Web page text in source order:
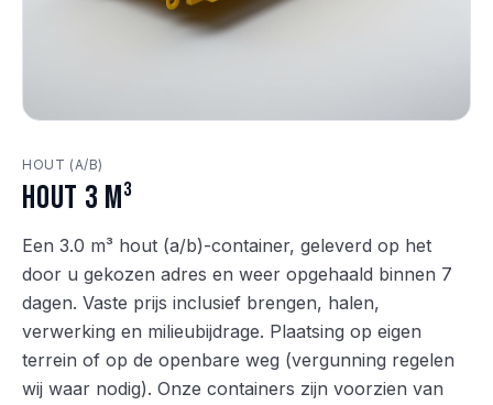
HOUT (A/B)
Hout 3 m³
Een 3.0 m³ hout (a/b)-container, geleverd op het
door u gekozen adres en weer opgehaald binnen 7
dagen. Vaste prijs inclusief brengen, halen,
verwerking en milieubijdrage. Plaatsing op eigen
terrein of op de openbare weg (vergunning regelen
wij waar nodig). Onze containers zijn voorzien van